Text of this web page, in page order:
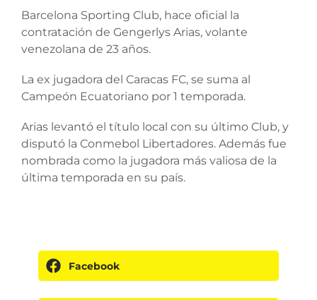
Barcelona Sporting Club, hace oficial la
contratación de Gengerlys Arias, volante
venezolana de 23 años.
La ex jugadora del Caracas FC, se suma al
Campeón Ecuatoriano por 1 temporada.
Arias levantó el título local con su último Club, y
disputó la Conmebol Libertadores. Además fue
nombrada como la jugadora más valiosa de la
última temporada en su país.
Facebook